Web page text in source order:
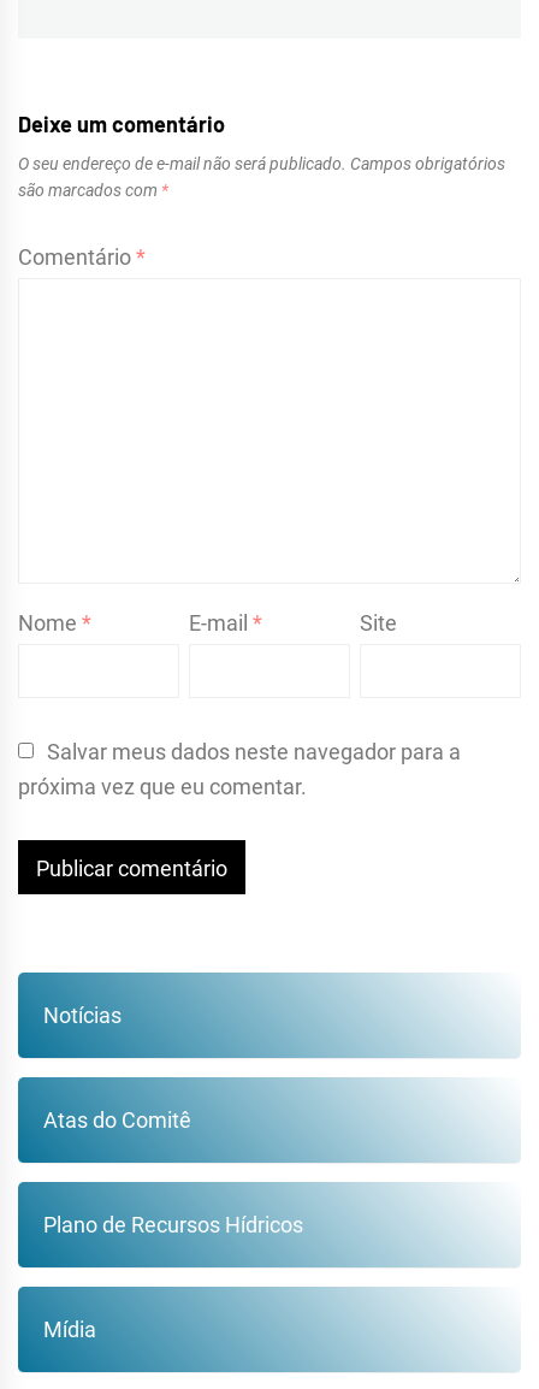
Deixe um comentário
O seu endereço de e-mail não será publicado. Campos obrigatórios
são marcados com *
Comentário*
Nome * E-mail* Site
Salvar meus dados neste navegador para a
próxima vez que eu comentar.
Notícias
Atas do Comitê
Plano de Recursos Hídricos
Mídia